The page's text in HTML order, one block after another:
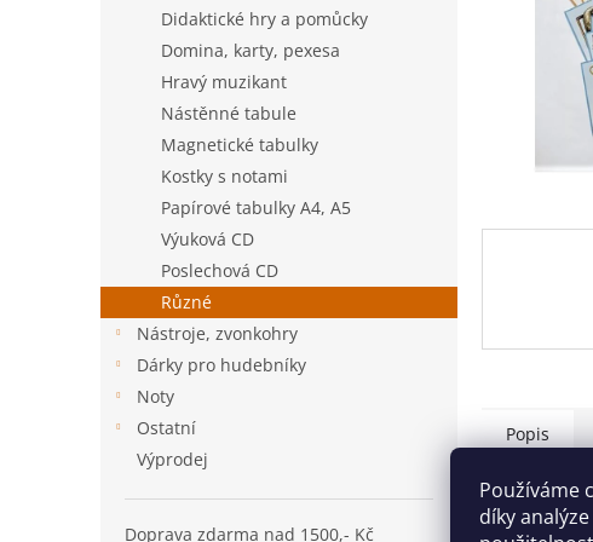
Používáme
díky
Didaktické hry a pomůcky
Domina, karty, pexesa
Hravý muzikant
Nástěnné tabule
Magnetické tabulky
Kostky s notami
Papírové tabulky A4, A5
Výuková CD
Poslechová CD
Různé
Nástroje, zvonkohry
Dárky pro hudebníky
Noty
Ostatní
Výprodej
Doprava zdarma nad 1500,- Kč
Popis
Detailní